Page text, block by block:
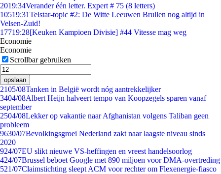
2019:34Verander één letter. Expert # 75 (8 letters)
10519:31Telstar-topic #2: De Witte Leeuwen Brullen nog altijd in
Velsen-Zuid!
17719:28[Keuken Kampioen Divisie] #44 Vitesse mag weg
Economie
Economie
Scrollbar gebruiken
opslaan
2105/08Tanken in België wordt nóg aantrekkelijker
3404/08Albert Heijn halveert tempo van Koopzegels sparen vanaf
september
2504/08Lekker op vakantie naar Afghanistan volgens Taliban geen
probleem
9630/07Bevolkingsgroei Nederland zakt naar laagste niveau sinds
2020
924/07EU slikt nieuwe VS-heffingen en vreest handelsoorlog
424/07Brussel beboet Google met 890 miljoen voor DMA-overtreding
521/07Claimstichting sleept ACM voor rechter om Flexenergie-fiasco